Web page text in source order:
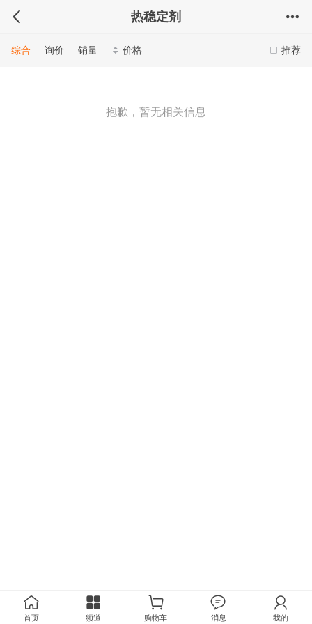
热稳定剂
推荐
综合 询价 销量 价格
抱歉，暂无相关信息
首页 频道 购物车 消息 我的